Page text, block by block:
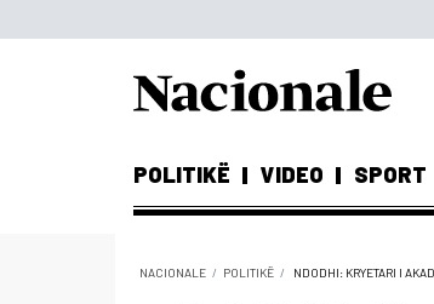
POLITIKË VIDEO SPORT
NACIONALE POLITIKË NDODHI: KRYETARI I